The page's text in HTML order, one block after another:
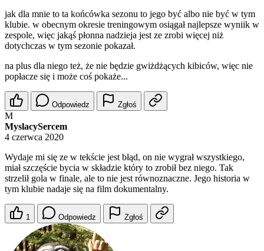
jak dla mnie to ta końcówka sezonu to jego być albo nie być w tym
klubie. w obecnym okresie treningowym osiągał najlepsze wyniik w
zespole, więc jakąś płonna nadzieja jest ze zrobi więcej niż
dotychczas w tym sezonie pokazał.
na plus dla niego też, że nie będzie gwiżdżących kibiców, więc nie
popłacze się i może coś pokaże...
Odpowiedz Zgłoś
M
MyslacySercem
4 czerwca 2020
Wydaje mi się ze w tekście jest błąd, on nie wygrał wszystkiego,
miał szczęście bycia w składzie który to zrobił bez niego. Tak
strzelił gola w finale, ale to nie jest równoznaczne. Jego historia w
tym klubie nadaje się na film dokumentalny.
1 Odpowiedz Zgłoś